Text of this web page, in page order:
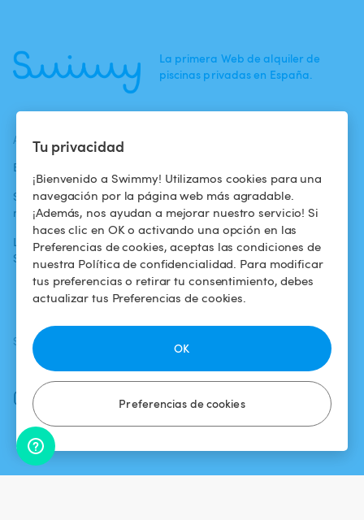
Tu privacidad
¡Bienvenido a Swimmy! Utilizamos cookies para una
navegación por la página web más agradable.
¡Además, nos ayudan a mejorar nuestro servicio! Si
haces clic en OK o activando una opción en las
Preferencias de cookies, aceptas las condiciones de
nuestra Política de confidencialidad. Para modificar
tus preferencias o retirar tu consentimiento, debes
actualizar tus Preferencias de cookies.
Preferencias de cookies
OK
La primera Web de alquiler de
piscinas privadas en España.
ACTUALIDADES
Blog
Swimmy en los
medios
La aventura
Swimmy
Para los
propietarios
Alquilar mi
piscina
¿Cómo funciona?
Condiciones de
uso
Política de
confidencialidad
Aviso legal
SÍGUENOS
Facebook
Instagram